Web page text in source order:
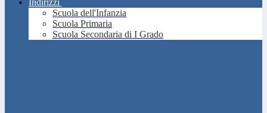
Indirizzi
Scuola dell'Infanzia
Scuola Primaria
Scuola Secondaria di I Grado